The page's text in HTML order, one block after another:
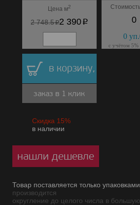
Цена м2
2 748.5p2 390p 0
0 уп.
с учётом 5%
в корзину,
заказ в 1 клик
Скидка 15%
в наличии
нашли дешевле
Товар поставляется только
производится
округление до целого числа в большую